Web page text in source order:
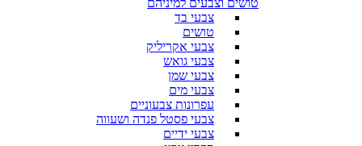
טושים וצבעים למיניהם
צבעי בד
טושים
צבעי אקריליק
צבעי גואש
צבעי שמן
צבעי מים
עפרונות צבעוניים
צבעי פסטל פנדה ושעווה
צבעי ידיים